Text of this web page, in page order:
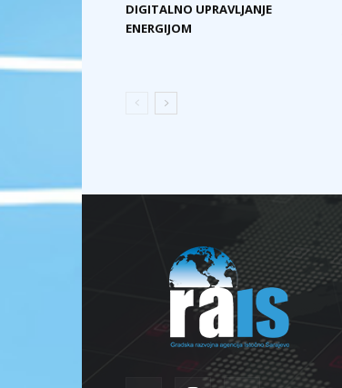
DIGITALNO UPRAVLJANJE
ENERGIJOM